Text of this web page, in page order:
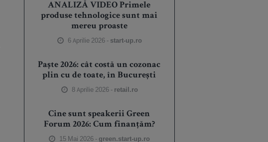
ANALIZĂ VIDEO Primele
produse tehnologice sunt mai
mereu proaste
6 Aprilie 2026 - start-up.ro
Paște 2026: cât costă un cozonac
plin cu de toate, în București
8 Aprilie 2026 - retail.ro
Cine sunt speakerii Green
Forum 2026: Cum finanțăm?
15 Mai 2026 - green.start-up.ro